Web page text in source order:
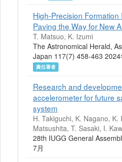
High-Precision Formation
Paving the Way for New
T. Matsuo, K. Izumi
The Astronomical Herald,
Japan 117(7) 458-463 2024
責任著者
Research and
accelerometer for future
system
H. Takiguchi, K. Nagano, K.
Matsushita, T. Sasaki, I.
28th IUGG General
7月